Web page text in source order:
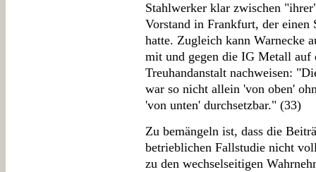
Stahlwerker klar zwischen
Vorstand in Frankfurt, der einen
hatte. Zugleich kann Warnecke
mit und gegen die IG Metall auf
Treuhandanstalt nachweisen:
war so nicht allein 'von oben'
'von unten' durchsetzbar." (33)
Zu bemängeln ist, dass die
betrieblichen Fallstudie nicht
zu den wechselseitigen